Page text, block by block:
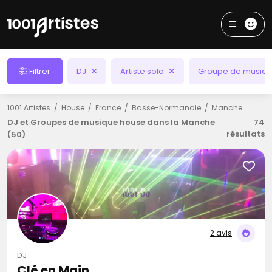
Filtrer DJ Artiste solo Groupe de
1001 Artistes House France Basse-Normandie Manche
DJ et Groupes de musique house dans la Manche
(50)
74
résultats
2 avis
DJ